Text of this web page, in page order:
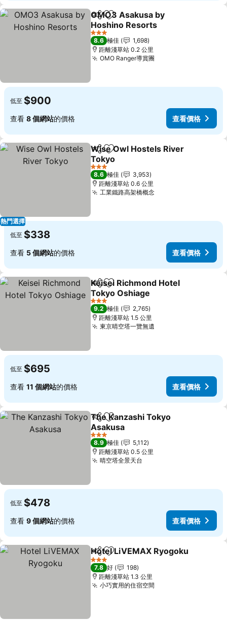
分享 放到收藏夾
OMO3 Asakusa by
Hoshino Resorts
3 星級
8.6 極佳
1,698
距離淺草站 0.2 公里
OMO Ranger導賞團
低至 $900
查看 8 個網站的價格 查看價格
熱門選擇
分享 放到收藏夾
Wise Owl Hostels River
Tokyo
3 星級
8.6 極佳
3,953
距離淺草站 0.6 公里
工業鐵路高架橋概念
低至 $338
查看 5 個網站的價格 查看價格
分享 放到收藏夾
Keisei Richmond Hotel
Tokyo Oshiage
3 星級
9.2 極佳
2,765
距離淺草站 1.5 公里
東京晴空塔一覽無遺
低至 $695
查看 11 個網站的價格 查看價格
分享 放到收藏夾
The Kanzashi Tokyo
Asakusa
3 星級
8.9 極佳
5,112
距離淺草站 0.5 公里
晴空塔全景天台
低至 $478
查看 9 個網站的價格 查看價格
分享 放到收藏夾
Hotel LiVEMAX Ryogoku
3 星級
7.8 好
198
距離淺草站 1.3 公里
小巧實用的住宿空間